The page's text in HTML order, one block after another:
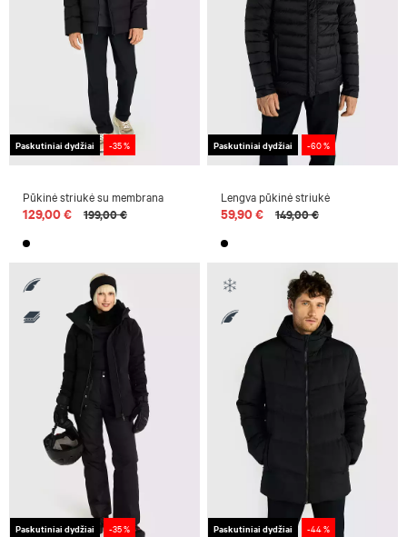
Paskutiniai dydžiai -35 %
Pūkinė striukė su membrana
129,00 € 199,00 €
Paskutiniai dydžiai -60 %
Lengva pūkinė striukė
59,90 € 149,00 €
Paskutiniai dydžiai -35 % Paskutiniai dydžiai -44 %